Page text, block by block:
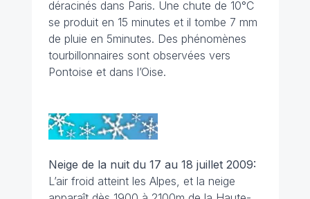
déracinés dans Paris. Une chute de 10°C
se produit en 15 minutes et il tombe 7 mm
de pluie en 5minutes. Des phénomènes
tourbillonnaires sont observées vers
Pontoise et dans l’Oise.
Neige de la nuit du 17 au 18 juillet 2009:
L’air froid atteint les Alpes, et la neige